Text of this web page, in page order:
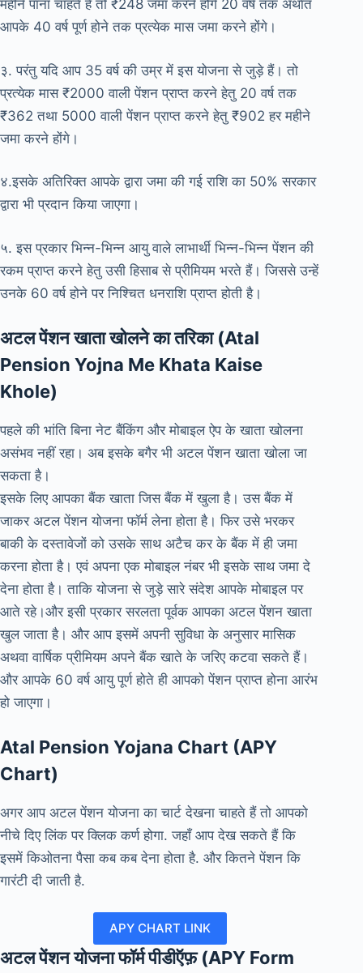
महीने पाना चाहते हैं तो ₹248 जमा करने होंगे 20 वर्ष तक अर्थात
आपके 40 वर्ष पूर्ण होने तक प्रत्येक मास जमा करने होंगे।
३. परंतु यदि आप 35 वर्ष की उम्र में इस योजना से जुड़े हैं। तो
प्रत्येक मास ₹2000 वाली पेंशन प्राप्त करने हेतु 20 वर्ष तक
₹362 तथा 5000 वाली पेंशन प्राप्त करने हेतु ₹902 हर महीने
जमा करने होंगे।
४.इसके अतिरिक्त आपके द्वारा जमा की गई राशि का 50% सरकार
द्वारा भी प्रदान किया जाएगा।
५. इस प्रकार भिन्न-भिन्न आयु वाले लाभार्थी भिन्न-भिन्न पेंशन की
रकम प्राप्त करने हेतु उसी हिसाब से प्रीमियम भरते हैं। जिससे उन्हें
उनके 60 वर्ष होने पर निश्चित धनराशि प्राप्त होती है।
अटल पेंशन खाता खोलने का तरिका (Atal
Pension Yojna Me Khata Kaise
Khole)
पहले की भांति बिना नेट बैंकिंग और मोबाइल ऐप के खाता खोलना
असंभव नहीं रहा। अब इसके बगैर भी अटल पेंशन खाता खोला जा
सकता है।
इसके लिए आपका बैंक खाता जिस बैंक में खुला है। उस बैंक में
जाकर अटल पेंशन योजना फॉर्म लेना होता है। फिर उसे भरकर
बाकी के दस्तावेजों को उसके साथ अटैच कर के बैंक में ही जमा
करना होता है। एवं अपना एक मोबाइल नंबर भी इसके साथ जमा दे
देना होता है। ताकि योजना से जुड़े सारे संदेश आपके मोबाइल पर
आते रहे।और इसी प्रकार सरलता पूर्वक आपका अटल पेंशन खाता
खुल जाता है। और आप इसमें अपनी सुविधा के अनुसार मासिक
अथवा वार्षिक प्रीमियम अपने बैंक खाते के जरिए कटवा सकते हैं।
और आपके 60 वर्ष आयु पूर्ण होते ही आपको पेंशन प्राप्त होना आरंभ
हो जाएगा।
Atal Pension Yojana Chart (APY
Chart)
अगर आप अटल पेंशन योजना का चार्ट देखना चाहते हैं तो आपको
नीचे दिए लिंक पर क्लिक कर्ण होगा. जहाँ आप देख सकते हैं कि
इसमें किओतना पैसा कब कब देना होता है. और कितने पेंशन कि
गारंटी दी जाती है.
APY CHART LINK
अटल पेंशन योजना फॉर्म पीडीऍफ़ (APY Form